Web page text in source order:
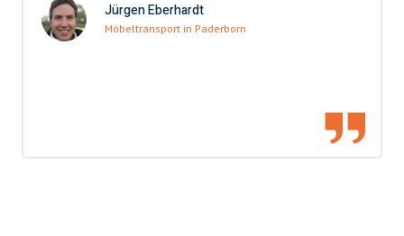
Jürgen Eberhardt
Möbeltransport in Paderborn